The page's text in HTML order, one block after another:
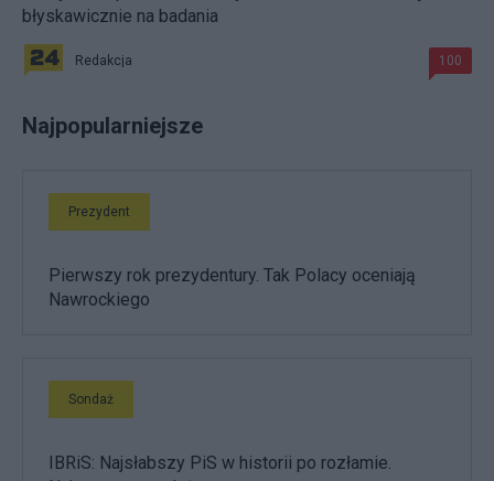
błyskawicznie na badania
Redakcja 100
Najpopularniejsze
Prezydent
Pierwszy rok prezydentury. Tak Polacy oceniają
Nawrockiego
Sondaż
IBRiS: Najsłabszy PiS w historii po rozłamie.